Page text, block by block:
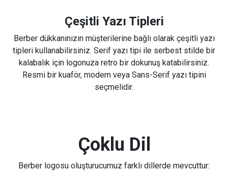
Çeşitli Yazı Tipleri
Berber dükkanınızın müşterilerine bağlı olarak çeşitli yazı
tipleri kullanabilirsiniz. Serif yazı tipi ile serbest stilde bir
kalabalık için logonuza retro bir dokunuş katabilirsiniz.
Resmi bir kuaför, modern veya Sans-Serif yazı tipini
seçmelidir.
Çoklu Dil
Berber logosu oluşturucumuz farklı dillerde mevcuttur: